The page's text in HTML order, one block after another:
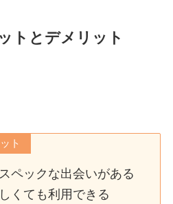
トとデメリット
ト
ペックな出会いがある
くても利用できる